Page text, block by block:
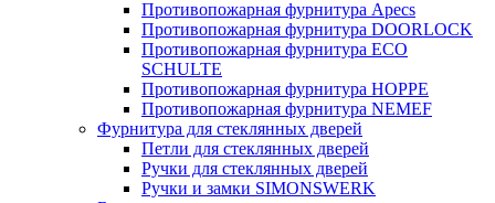
Противопожарная фурнитура Apecs
Противопожарная фурнитура DOORLOCK
Противопожарная фурнитура ECO
SCHULTE
Противопожарная фурнитура HOPPE
Противопожарная фурнитура NEMEF
Фурнитура для стеклянных дверей
Петли для стеклянных дверей
Ручки для стеклянных дверей
Ручки и замки SIMONSWERK